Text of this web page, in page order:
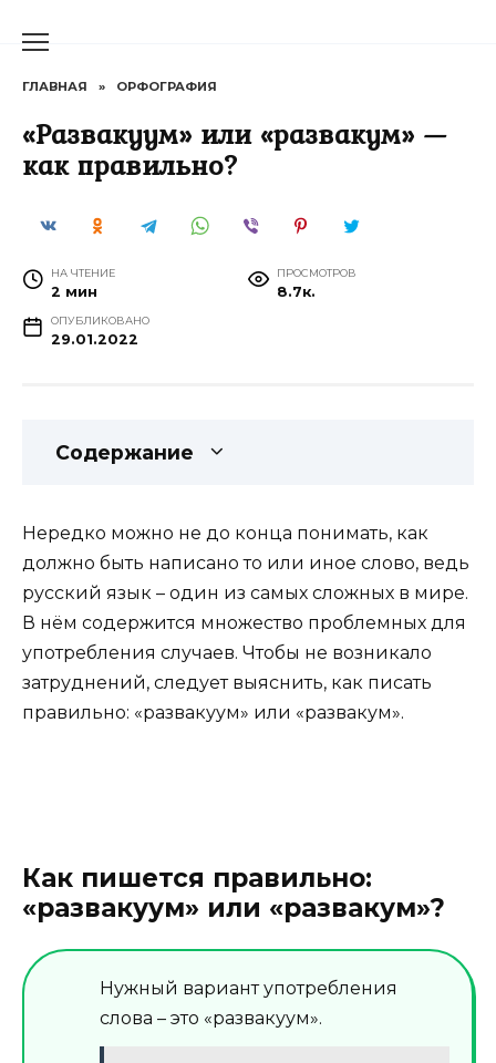
ГЛАВНАЯ » ОРФОГРАФИЯ
«Развакуум» или «развакум» —
как правильно?
НА ЧТЕНИЕ
2 мин
ПРОСМОТРОВ
8.7к.
ОПУБЛИКОВАНО
29.01.2022
Содержание
Нередко можно не до конца понимать, как
должно быть написано то или иное слово, ведь
русский язык – один из самых сложных в мире.
В нём содержится множество проблемных для
употребления случаев. Чтобы не возникало
затруднений, следует выяснить, как писать
правильно: «развакуум» или «развакум».
Как пишется правильно:
«развакуум» или «развакум»?
Нужный вариант употребления
слова – это «развакуум».